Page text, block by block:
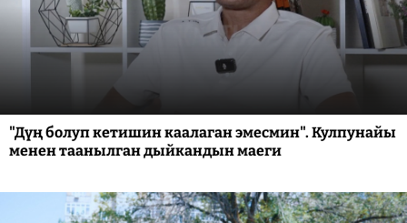
"Дүң болуп кетишин каалаган эмесмин". Кулпунайы
менен таанылган дыйкандын маеги